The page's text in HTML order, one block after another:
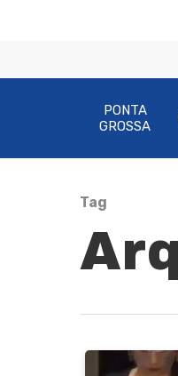
PONTA
GROSSA
Tag